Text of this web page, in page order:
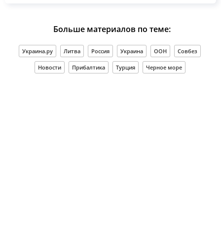
Больше материалов по теме:
Украина.ру Литва Россия Украина ООН Совбез
Новости Прибалтика Турция Черное море